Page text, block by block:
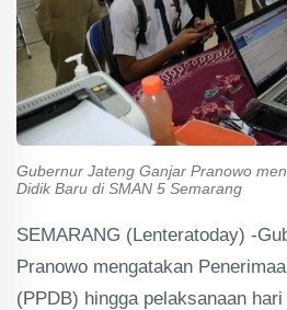
Gubernur Jateng Ganjar Pranowo
Didik Baru di SMAN 5 Semarang
SEMARANG (Lenteratoday) -
Pranowo mengatakan
(PPDB) hingga pelaksanaan